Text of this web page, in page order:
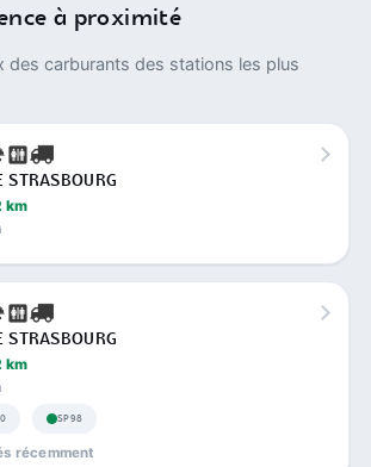
à proximité
des carburants des stations les plus
km
km
SP98
récemment